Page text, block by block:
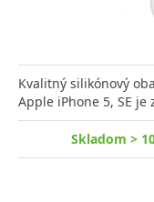
Kvalitný silikónový
Apple iPhone 5, SE je
Skladom >